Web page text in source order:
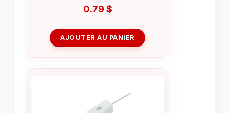
0.79 $
AJOUTER AU PANIER